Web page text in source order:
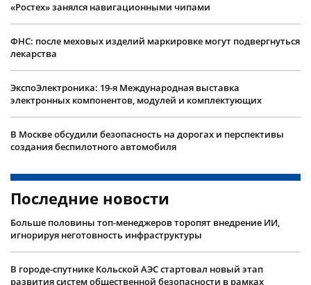
«Ростех» занялся навигационными чипами
ФНС: после меховых изделий маркировке могут подвергнуться
лекарства
ЭкспоЭлектроника: 19-я Международная выставка
электронных компонентов, модулей и комплектующих
В Москве обсудили безопасность на дорогах и перспективы
создания беспилотного автомобиля
Последние новости
Больше половины топ-менеджеров торопят внедрение ИИ,
игнорируя неготовность инфраструктуры
В городе-спутнике Кольской АЭС стартовал новый этап
развития систем общественной безопасности в рамках